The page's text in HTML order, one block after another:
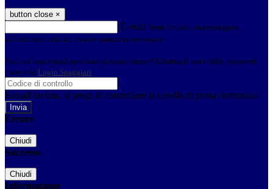
button close ×
E-mail Verrà inviato un messaggio
all'indirizzo indicato con le istruzioni necessarie.
Non hai una e-mail associata al nome utente? Effettua il reset della password
tramite la Login Spaggiari
E-mail inviata, si prega di controllare la casella di posta elettronica!
Errore
Chiudi
Successo
Chiudi
Informazione